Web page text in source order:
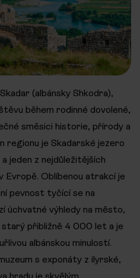
(albánsky Shkodra),
během rodinné dovolené,
směsici historie, přírody a
regionu je Skadarské jezero
jeden z nejdůležitějších
Evropě. Oblíbenou atrakcí je
pevnost tyčící se na
úchvatné výhledy na město,
starý přibližně 4 000 let a je
albánskou minulostí.
s exponáty z ilyrské,